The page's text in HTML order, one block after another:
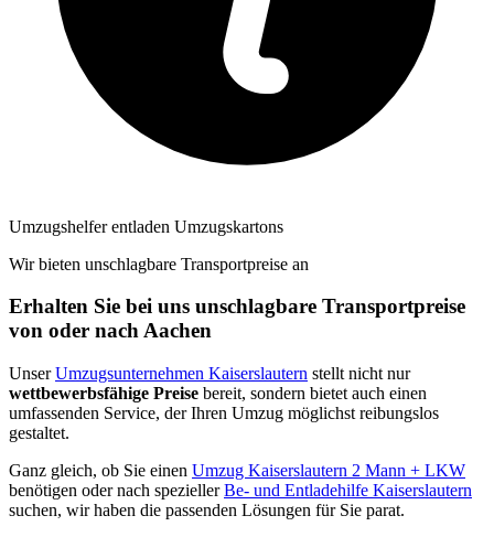
Umzugshelfer entladen Umzugskartons
Wir bieten unschlagbare Transportpreise an
Erhalten Sie bei uns unschlagbare Transportpreise
von oder nach Aachen
UnserUmzugsunternehmen Kaiserslautern stellt nicht nur
wettbewerbsfähige Preise bereit, sondern bietet auch einen
umfassenden Service, der Ihren Umzug möglichst reibungslos
gestaltet.
Ganz gleich, ob Sie einen Umzug Kaiserslautern 2 Mann + LKW
benötigen oder nach speziellerBe- und Entladehilfe Kaiserslautern
suchen, wir haben die passenden Lösungen für Sie parat.